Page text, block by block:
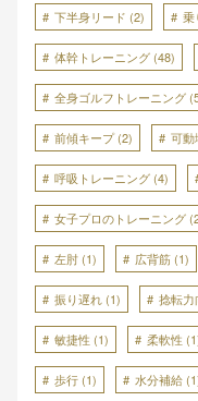
下半身リード (2) 乗
体幹トレーニング (48)
全身ゴルフトレーニング
前傾キープ(2) 可動
呼吸トレーニング (4)
女子プロのトレーニング
左肘 (1) 広背筋 (1)
振り遅れ (1) 捻転
敏捷性 (1) 柔軟性
歩行 (1) 水分補給